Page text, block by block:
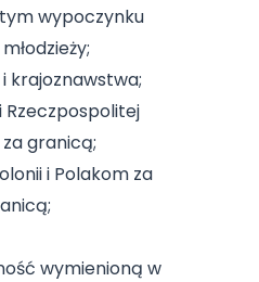
tym wypoczynku
krajoznawstwa;
za granicą;
i Polakom za
wymienioną w